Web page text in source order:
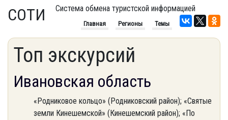
СОТИ Система обмена туристской информацией
Главная Регионы Темы
Топ экскурсий
Ивановская область
«Родниковое кольцо» (Родниковский район); «Святые
земли Кинешемской» (Кинешемский район); «По